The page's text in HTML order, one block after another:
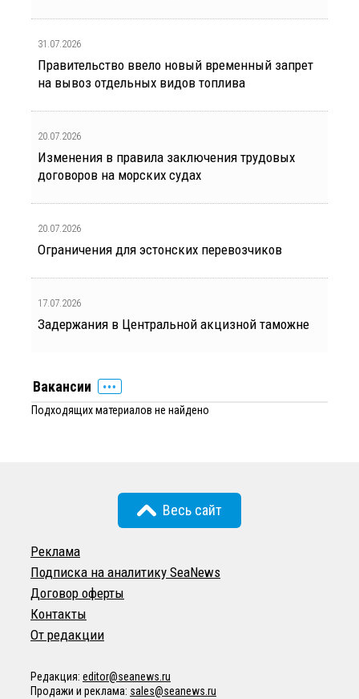
31.07.2026
Правительство ввело новый временный запрет
на вывоз отдельных видов топлива
20.07.2026
Изменения в правила заключения трудовых
договоров на морских судах
20.07.2026
Ограничения для эстонских перевозчиков
17.07.2026
Задержания в Центральной акцизной таможне
Вакансии
Подходящих материалов не найдено
Весь сайт
Реклама
Подписка на аналитику SeaNews
Договор оферты
Контакты
От редакции
Редакция: editor@seanews.ru
Продажи и реклама: sales@seanews.ru